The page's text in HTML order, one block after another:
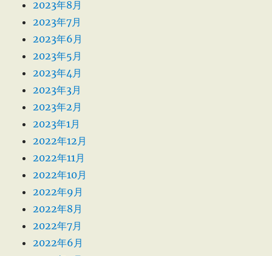
2023年8月
2023年7月
2023年6月
2023年5月
2023年4月
2023年3月
2023年2月
2023年1月
2022年12月
2022年11月
2022年10月
2022年9月
2022年8月
2022年7月
2022年6月